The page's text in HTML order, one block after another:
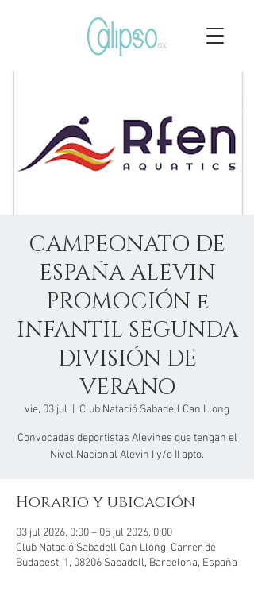
CAMPEONATO DE
ESPAÑA ALEVIN
PROMOCIÓN e
INFANTIL SEGUNDA
DIVISIÓN DE
VERANO
vie, 03 jul Club Natació Sabadell Can Llong
Convocadas deportistas Alevines que tengan el
Nivel Nacional Alevin I y/o II apto.
Horario y ubicación
03 jul 2026, 0:00 – 05 jul 2026, 0:00
Club Natació Sabadell Can Llong, Carrer de
Budapest, 1, 08206 Sabadell, Barcelona, España